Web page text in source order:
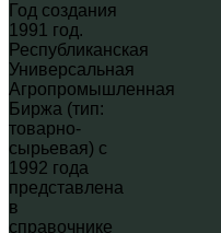
Год создания
1991 год.
Республиканская
Универсальная
Агропромышленная
Биржа (тип:
товарно-
сырьевая) с
1992 года
представлена
в
справочнике